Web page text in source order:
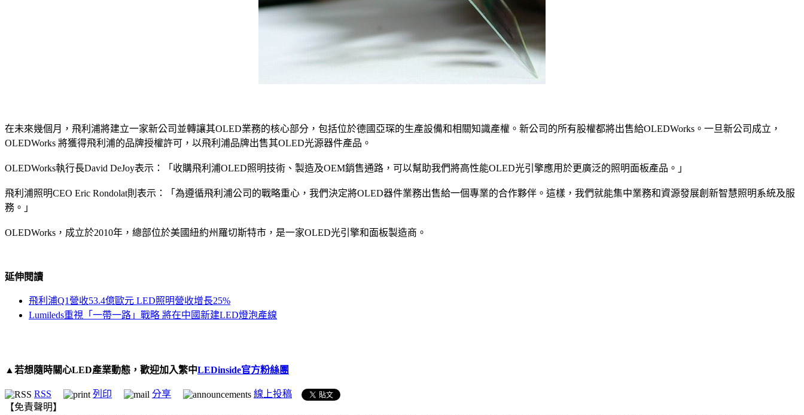
在未來幾個月，飛利浦將建立一家新公司並轉讓其OLED業務的核心部分，包括位於德國亞琛的生產設備和相關知識產權。新公司的所有股權都將出售給OLEDWorks。一旦新公司成立，
OLEDWorks 將獲得飛利浦的品牌授權許可，以飛利浦品牌出售其OLED光源器件產品。
OLEDWorks執行長David DeJoy表示：「收購飛利浦OLED照明技術、製造及OEM銷售通路，可以幫助我們將高性能OLED光引擎應用於更廣泛的照明面板產品。」
飛利浦照明CEO Eric Rondolat則表示：「為遵循飛利浦公司的戰略重心，我們決定將OLED器件業務出售給一個專業的合作夥伴。這樣，我們就能集中業務和資源發展創新智慧照明系統及服
務。」
OLEDWorks，成立於2010年，總部位於美國紐約州羅切斯特市，是一家OLED光引擎和面板製造商。
延伸閱讀
飛利浦Q1營收53.4億歐元 LED照明營收增長25%
Lumileds重視「一帶一路」戰略 將在中國新建LED燈泡產線
▲ 若想隨時關心LED產業動態，歡迎加入繁中LEDinside官方粉絲團
RSS 列印 分享
線上投稿
【免責聲明】